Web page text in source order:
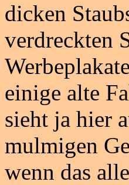
dicken
verdreckten
einige alte
sieht ja hier
mulmigen
wenn das